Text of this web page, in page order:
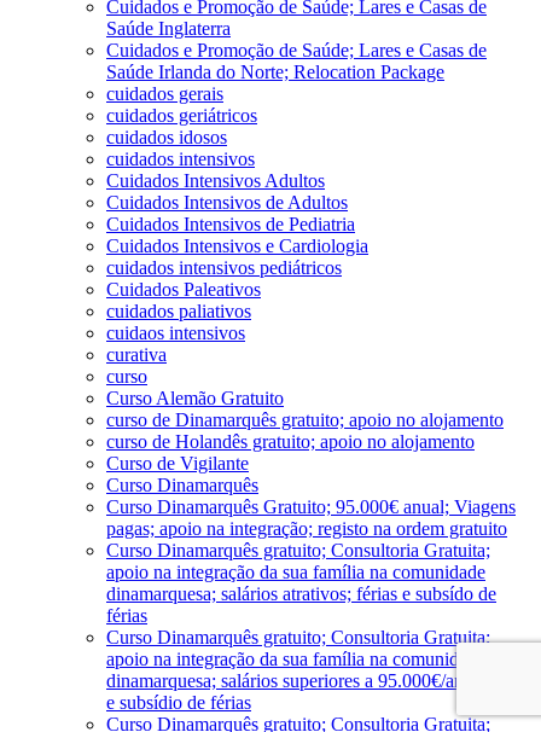
Cuidados e Promoção de Saúde; Lares e Casas de
Saúde Inglaterra
Cuidados e Promoção de Saúde; Lares e Casas de
Saúde Irlanda do Norte; Relocation Package
cuidados gerais
cuidados geriátricos
cuidados idosos
cuidados intensivos
Cuidados Intensivos Adultos
Cuidados Intensivos de Adultos
Cuidados Intensivos de Pediatria
Cuidados Intensivos e Cardiologia
cuidados intensivos pediátricos
Cuidados Paleativos
cuidados paliativos
cuidaos intensivos
curativa
curso
Curso Alemão Gratuito
curso de Dinamarquês gratuito; apoio no alojamento
curso de Holandês gratuito; apoio no alojamento
Curso de Vigilante
Curso Dinamarquês
Curso Dinamarquês Gratuito; 95.000€ anual; Viagens
pagas; apoio na integração; registo na ordem gratuito
Curso Dinamarquês gratuito; Consultoria Gratuita;
apoio na integração da sua família na comunidade
dinamarquesa; salários atrativos; férias e subsído de
férias
Curso Dinamarquês gratuito; Consultoria Gratuita;
apoio na integração da sua família na comunidade
dinamarquesa; salários superiores a 95.000€/ano; férias
e subsídio de férias
Curso Dinamarquês gratuito; Consultoria Gratuita;